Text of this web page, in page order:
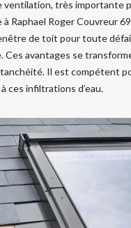
ventilation, très importante
Raphael Roger Couvreur
de toit pour toute
avantages se
Il est compétent
ces infiltrations d’eau.